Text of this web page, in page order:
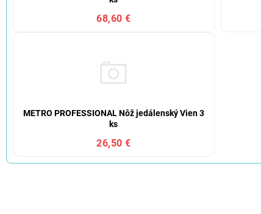
68,60 €
METRO PROFESSIONAL Nôž jedálenský Vien 3
ks
26,50 €